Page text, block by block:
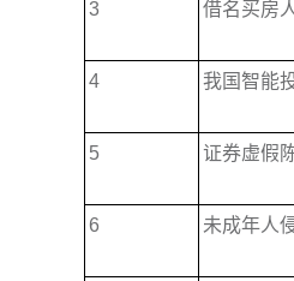
3 借名买房
4 我国智能
5 证券虚假
6 未成年人